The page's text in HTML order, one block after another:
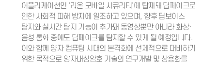
어플리케이션인 ‘라온 모바일 시큐리티’에 탑재돼 딥페이크로
인한 사회적 피해 방지에 일조하고 있으며, 향후 딥보이스
탐지와 실시간 탐지 기능이 추가돼 동영상뿐만 아니라 화상·
음성 통화 중에도 딥페이크를 탐지할 수 있게 될 예정입니다.
이와 함께 양자 컴퓨팅 시대의 본격화에 선제적으로 대비하기
위한 목적으로 양자내성암호 기술의 연구개발 및 상용화를